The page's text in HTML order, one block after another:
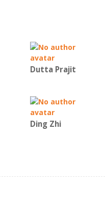
Dutta Prajit
Ding Zhi